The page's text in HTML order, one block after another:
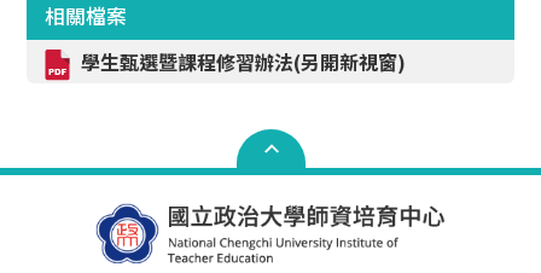
相關檔案
學生甄選暨課程修習辦法(另開新視窗)